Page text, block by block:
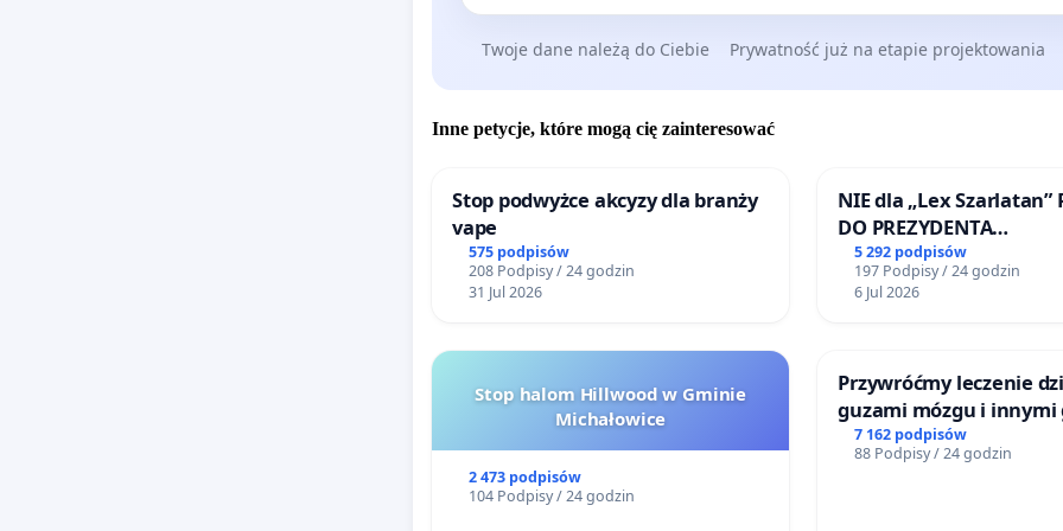
Sierpnia, Generała Lucjana Żeligowskiego, św. Jerzego,
Cmentarnej, Legionów, Zachodniej i Wólczańskiej, przyjętego
przez Radę Miejską w Łodzi uchwałą nr VI/211/19 z dnia 6 marca
znajdują się w zasięgu wyznaczonej w dokumencie strefy B -
ochrony konserwatorskiej układów przestrzennych oraz
zabytków i ich otoczenia, obejmującej fragment historycznego,
wpisanego do gminnej ewidencji zabytków układu
Obowiązujący plan chroni rozplanowanie tego fragmentu miasta,
którego nierozerwalną częścią są również budynki znajdujące się
w pierzejach al. 1 Maja i ul. Próchnika. Ponadto, w § 6 pkt 4 planu
ustalono ochronę zabytków wpisanych do gminnej ewidencji
Twoje dane należą do Ciebie Prywatność już na etapie projektowania
Inne petycje, które mogą cię zainteresować
Stop podwyżce akcyzy dla branży
vape
575 podpisów
208 Podpisy / 24 godzin
31 Jul 2026
NIE dla „Lex Szarlatan”
DO PREZYDENTA
RZECZYPOSPOLITEJ
5 292 podpisów
197 Podpisy / 24 godzin
6 Jul 2026
Stop halom Hillwood w Gminie
Michałowice
2 473 podpisów
104 Podpisy / 24 godzin
Przywróćmy leczenie
guzami mózgu i innymi
litymi do Górnośląskiego
Centrum Zdrowia
7 162 podpisów
88 Podpisy / 24 godzin